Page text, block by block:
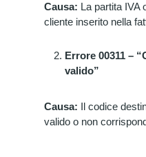
Causa: La partita IVA
cliente inserito nella
Errore 00311 –
valido”
Causa: Il codice
valido o non